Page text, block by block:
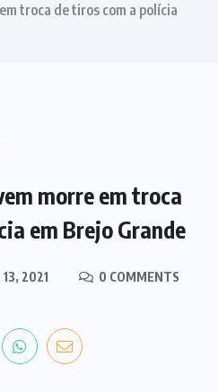
troca de tiros com a polícia
morre em troca
em Brejo Grande
2021
0 COMMENTS